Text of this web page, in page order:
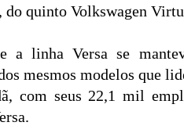
quinto Volkswagen
a linha Versa se
mesmos modelos que
com seus 22,1 mil